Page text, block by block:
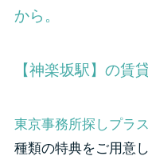
から。
【神楽坂駅】の賃
東京事務所探しプラス
種類の特典をご用意